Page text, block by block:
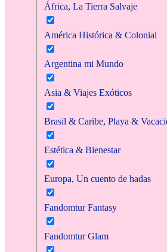
África, La Tierra Salvaje
América Histórica & Colonial
Argentina mi Mundo
Asia & Viajes Exóticos
Brasil & Caribe, Playa &
Estética & Bienestar
Europa, Un cuento de hadas
Fandomtur Fantasy
Fandomtur Glam